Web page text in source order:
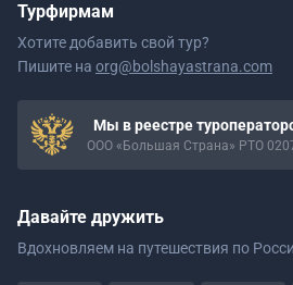
Турфирмам
Хотите добавить свой тур?
Пишите на org@bolshayastrana.com
Мы в реестре
ООО «Большая Страна» РТО
Давайте дружить
Вдохновляем на путешествия по